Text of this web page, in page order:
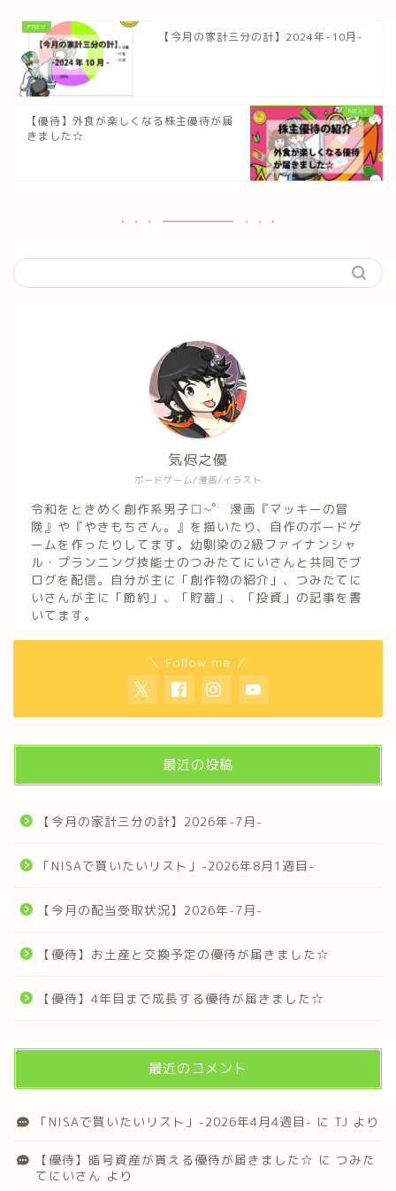
【今月の家計三分の計】2024年-10月-
【優待】外食が楽しくなる株主優待が届
きました☆
ボードゲーム/漫画/イラスト
気侭之優
令和をときめく創作系男子□~゜ 漫画『マッキーの冒
険』や『やきもちさん。』を描いたり、自作のボードゲ
ームを作ったりしてます。幼馴染の2級ファイナンシャ
ル・プランニング技能士のつみたてにいさんと共同でブ
ログを配信。自分が主に「創作物の紹介」、つみたてに
いさんが主に「節約」、「貯蓄」、「投資」の記事を書
いてます。
＼ Follow me ／
最近の投稿
【今月の家計三分の計】2026年-7月-
「NISAで買いたいリスト」-2026年8月1週目-
【今月の配当受取状況】2026年-7月-
【優待】お土産と交換予定の優待が届きました☆
【優待】4年目まで成長する優待が届きました☆
最近のコメント
「NISAで買いたいリスト」-2026年4月4週目- に TJ より
【優待】暗号資産が貰える優待が届きました☆ に つみた
てにいさん より